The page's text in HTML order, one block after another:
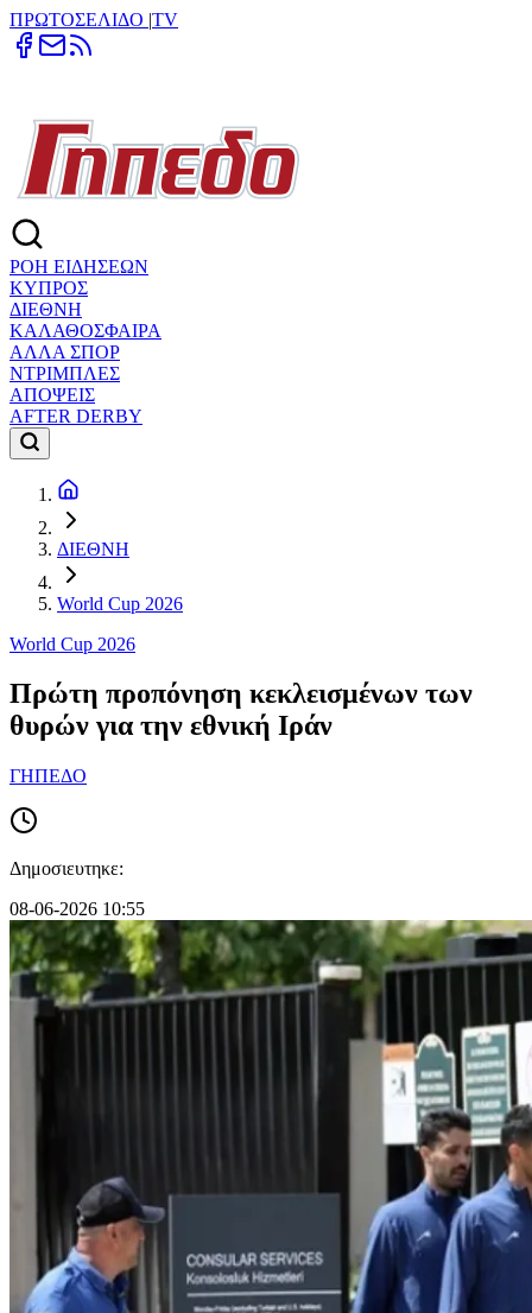
ΠΡΩΤΟΣΕΛΙΔΟ |TV
ΡΟΗ ΕΙΔΗΣΕΩΝ
ΚΥΠΡΟΣ
ΔΙΕΘΝΗ
ΚΑΛΑΘΟΣΦΑΙΡΑ
ΑΛΛΑ ΣΠΟΡ
ΝΤΡΙΜΠΛΕΣ
ΑΠΟΨΕΙΣ
AFTER DERBY
ΔΙΕΘΝΗ
World Cup 2026
World Cup 2026
Πρώτη προπόνηση κεκλεισμένων των
θυρών για την εθνική Ιράν
ΓΗΠΕΔΟ
Δημοσιευτηκε:
08-06-2026 10:55